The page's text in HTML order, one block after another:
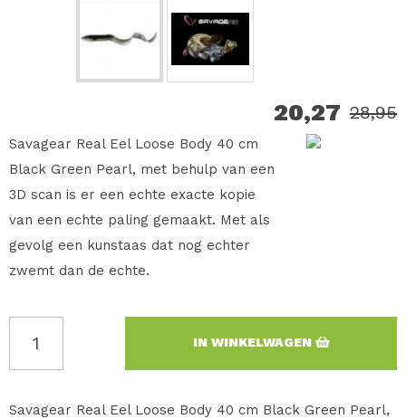
20,27 28,95
Savagear Real Eel Loose Body 40 cm
Black Green Pearl, met behulp van een
3D scan is er een echte exacte kopie
van een echte paling gemaakt. Met als
gevolg een kunstaas dat nog echter
zwemt dan de echte.
IN WINKELWAGEN
Savagear Real Eel Loose Body 40 cm Black Green Pearl,